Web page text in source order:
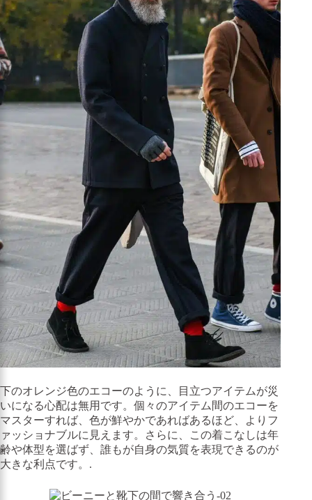
下のオレンジ色のエコーのように、目立つアイテムが災
いになる心配は無用です。個々のアイテム間のエコーを
マスターすれば、色が鮮やかであればあるほど、よりフ
ァッショナブルに見えます。さらに、この着こなしは年
齢や体型を選ばず、誰もが自身の気質を表現できるのが
大きな利点です。.